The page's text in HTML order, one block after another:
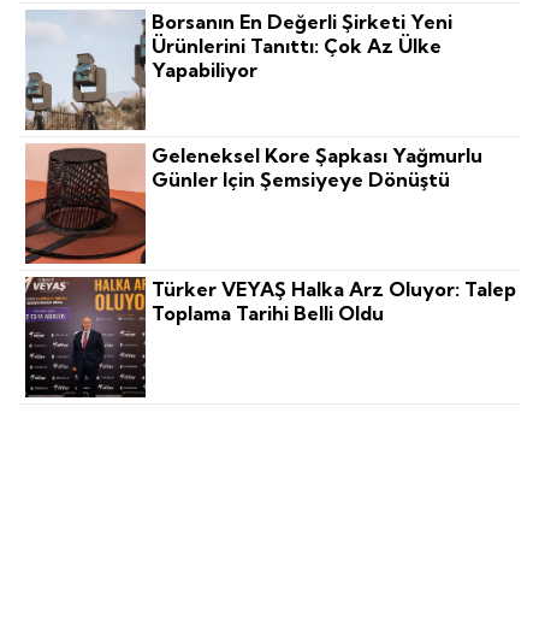
Borsanın En Değerli Şirketi Yeni
Ürünlerini Tanıttı: Çok Az Ülke
Yapabiliyor
Geleneksel Kore Şapkası Yağmurlu
Günler Için Şemsiyeye Dönüştü
Türker VEYAŞ Halka Arz Oluyor: Talep
Toplama Tarihi Belli Oldu